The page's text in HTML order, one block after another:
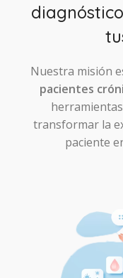
Nuestra misión
pacientes
transformar la
paciente